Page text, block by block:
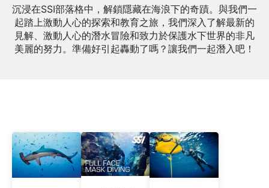
沉浸在SSI部落格中，解鎖隱藏在海浪下的奇蹟。與我們一
起踏上激動人心的探索和教育之旅，我們深入了解最新的
見解、激動人心的潛水冒險和致力於保護水下世界的非凡
美麗的努力。準備好引起轟動了嗎？讓我們一起潛入吧！